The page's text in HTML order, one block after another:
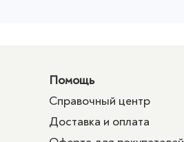
Помощь
Справочный центр
Доставка и оплата